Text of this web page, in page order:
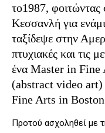
το1987, φοιτώντας
Κεσσανλή για
ταξίδεψε στην
πτυχιακές και τις
ένα Master in Fine
(abstract video
Fine Arts in
Προτού ασχοληθεί με